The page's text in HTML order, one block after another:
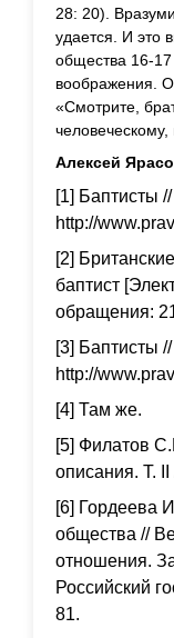
28: 20).
удается. И это
общества 16-17
воображения.
«Смотрите,
Алексей
[1] Баптисты
http://
[2]
баптист
обращения:
[3] Баптисты
http://
[4] Там же.
[5] Филатов
описания. Т.
[6] Гордеева
общества //
отношения.
Российский
81.